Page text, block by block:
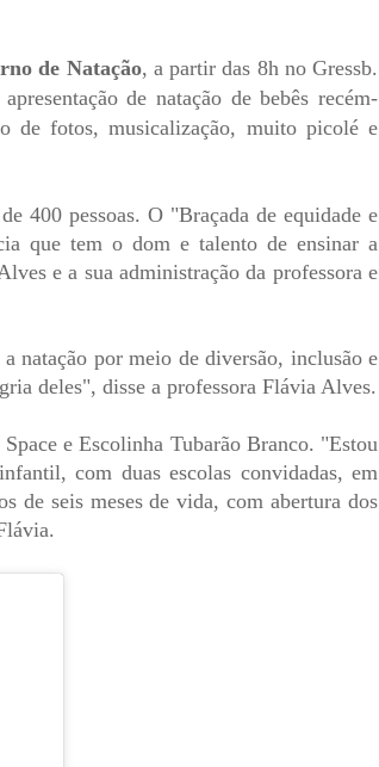
de Natação, a partir das 8h no Gressb.
de natação de bebês recém-
de fotos, musicalização, muito picolé e
400 pessoas. O "Braçada de equidade e
que tem o dom e talento de ensinar a
e a sua administração da professora e
natação por meio de diversão, inclusão e
deles", disse a professora Flávia Alves.
e Escolinha Tubarão Branco. "Estou
com duas escolas convidadas, em
de seis meses de vida, com abertura dos